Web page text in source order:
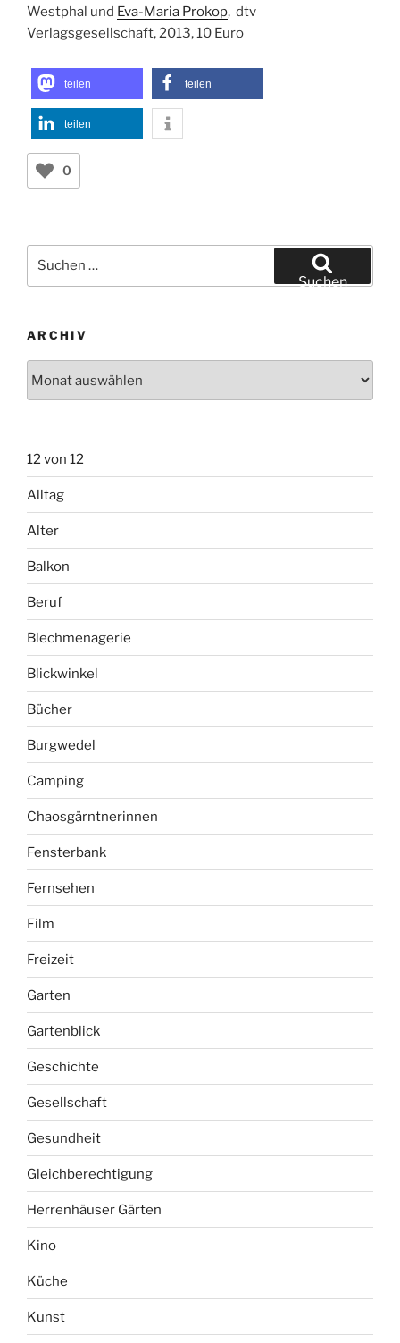
Westphal und Eva-Maria Prokop, ‎ dtv
Verlagsgesellschaft, 2013, 10 Euro
teilen teilen
teilen
0
nach:
Suchen
ARCHIV
12 von 12
Alltag
Alter
Balkon
Beruf
Blechmenagerie
Blickwinkel
Bücher
Burgwedel
Camping
Chaosgärntnerinnen
Fensterbank
Fernsehen
Film
Freizeit
Garten
Gartenblick
Geschichte
Gesellschaft
Gesundheit
Gleichberechtigung
Herrenhäuser Gärten
Kino
Küche
Kunst